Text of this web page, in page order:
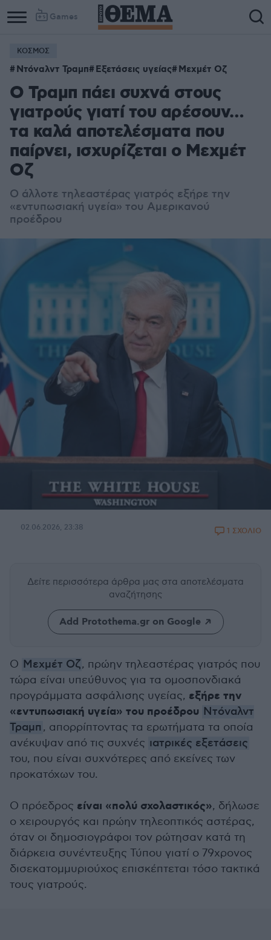
Games
ΚΟΣΜΟΣ
Ντόναλντ Τραμπ Εξετάσεις υγείας Μεχμέτ Οζ
Ο Τραμπ πάει συχνά στους
γιατρούς γιατί του αρέσουν…
τα καλά αποτελέσματα που
παίρνει, ισχυρίζεται ο Μεχμέτ
Οζ
Ο άλλοτε τηλεαστέρας γιατρός εξήρε την
«εντυπωσιακή υγεία» του Αμερικανού
προέδρου
02.06.2026, 23:38 1 ΣΧΟΛΙΟ
Δείτε περισσότερα άρθρα μας στα αποτελέσματα
αναζήτησης
Add Protothema.gr on Google
Ο Μεχμέτ Οζ, πρώην τηλεαστέρας γιατρός που
τώρα είναι υπεύθυνος για τα ομοσπονδιακά
προγράμματα ασφάλισης υγείας, εξήρε την
«εντυπωσιακή υγεία» του προέδρου Ντόναλντ
Τραμπ , απορρίπτοντας τα ερωτήματα τα οποία
ανέκυψαν από τις συχνές ιατρικές εξετάσεις
του, που είναι συχνότερες από εκείνες των
προκατόχων του.
Ο πρόεδρος είναι «πολύ σχολαστικός», δήλωσε
ο χειρουργός και πρώην τηλεοπτικός αστέρας,
όταν οι δημοσιογράφοι τον ρώτησαν κατά τη
διάρκεια συνέντευξης Τύπου γιατί ο 79χρονος
δισεκατομμυριούχος επισκέπτεται τόσο τακτικά
τους γιατρούς.